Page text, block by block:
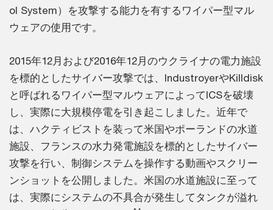
ol System）を攻撃する能力を有するワイパー型マル
ウェアの使用です。
2015年12月および2016年12月のウクライナの電力施設
を標的としたサイバー攻撃では、IndustroyerやKilldisk
と呼ばれるワイパー型マルウェアによってICSを破壊
し、実際に大規模停電を引き起こしました。近年で
は、ハクティビストを装って米国やポーランドの水道
施設、フランスの水力発電施設を標的としたサイバー
攻撃を行い、制御システムを操作する動画やスクリー
ンショットを公開しました。米国の水道施設に至って
は、実際にシステムの不具合が発生してタンクが溢れ